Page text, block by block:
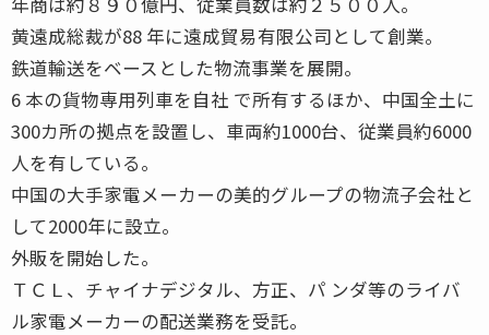
黄遠成総裁が88 年に遠成貿易有限公司として創業。
鉄道輸送をベースとした物流事業を展開。
6 本の貨物専用列車を自社 で所有するほか、中国全土に
300カ所の拠点を設置し、車両約1000台、従業員約6000
人を有している。
中国の大手家電メーカーの美的グループの物流子会社と
して2000年に設立。
外販を開始した。
ＴＣＬ、チャイナデジタル、方正、パ ンダ等のライバ
ル家電メーカーの配送業務を受託。